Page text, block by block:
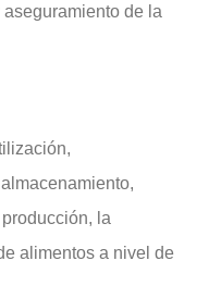
de la
la
alimentos a nivel de